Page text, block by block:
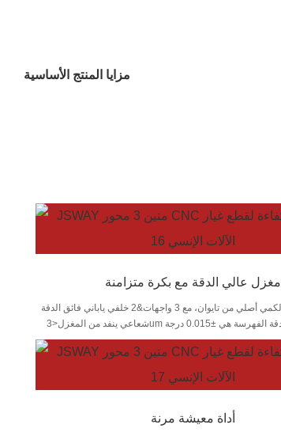
مزايا المنتج الأساسية
مغزل عالي الدقة مع بكرة متزامنة
مغزل من النوع الكمي أصلي من تايوان، مع 3 واجهات&2 خلفي ياباني فائق الدقة
أداة معيشة مرنة